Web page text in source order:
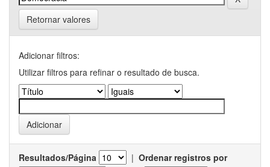
Retornar valores
Adicionar filtros:
Utilizar filtros para refinar o resultado de busca.
Resultados/Página | Ordenar registros por